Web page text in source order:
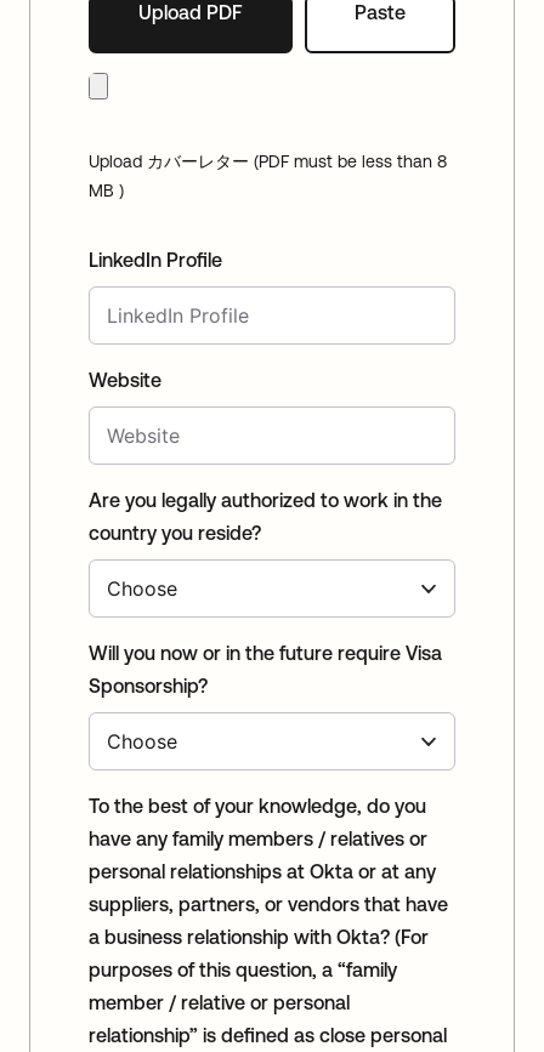
Upload PDF Paste
Upload カバーレター (PDF must be less than 8
MB )
LinkedIn Profile
Website
Are you legally authorized to work in the
country you reside?
Will you now or in the future require Visa
Sponsorship?
To the best of your knowledge, do you
have any family members / relatives or
personal relationships at Okta or at any
suppliers, partners, or vendors that have
a business relationship with Okta? (For
purposes of this question, a “family
member / relative or personal
relationship” is defined as close personal